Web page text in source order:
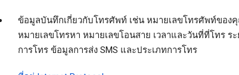
ข้อมูลบันทึกเกี่ยวกับโทรศัพท์ เช่น หมายเลขโทรศัพท์ของ
หมายเลขโทรหา หมายเลขโอนสาย เวลาและวันที่ที่โทร ระ
การโทร ข้อมูลการส่ง SMS และประเภทการโทร